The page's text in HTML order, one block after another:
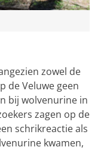
zowel de
de Veluwe geen
bij wolvenurine in
zagen op de
schrikreactie als
kwamen,